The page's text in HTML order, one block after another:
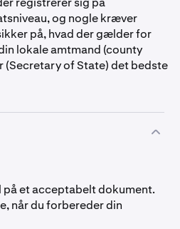
og nogle kræver
på, hvad der gælder for
lokale amtmand (county
of State) det bedste
på et acceptabelt dokument.
når du forbereder din